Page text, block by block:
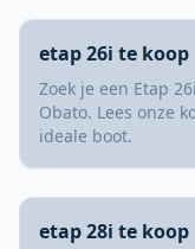
etap 26i te koop
Zoek je een Etap
Obato. Lees onze
ideale boot.
etap 28i te koop